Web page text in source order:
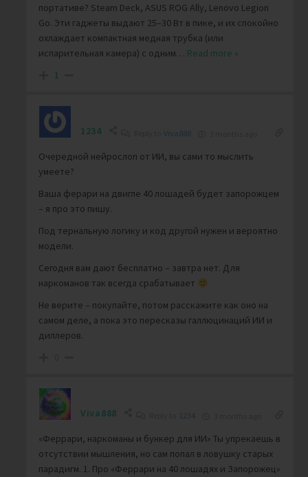
портативе? Steam Deck, ASUS ROG Ally, Lenovo Legion
Go. Эти гаджеты выдают 25–30 Вт в пике, и их спокойно
охлаждает компактная медная трубка (или
испарительная камера) с одним… Read more »
1
1234 Viva888
Очередной нейрослоп от ИИ, вы сами то мыслить
умеете?
Ваша ферари на двигле 40 лошадей будет запорожцем
– я про это пишу.
Под тернальную логику и код другой нужен и вероятно
модели.
Сегодня вам дают бесплатно – завтра нет. Для
наркоманов так всегда срабатывает
Не верите – покупайте, потом расскажите как оно на
самом деле, а пока это пересказы галлюцинаций ИИ и
диллеров.
Viva888 1234
«Феррари, наркоманы и бункер для ИИ» Ты упрекаешь в
отсутствии мышления, но сам попал в ловушку старых
парадигм. 1. Про «Феррари на 40 лошадях и Запорожец»